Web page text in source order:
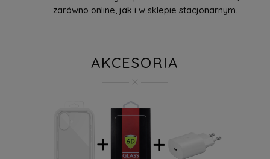
zarówno online, jak i w sklepie stacjonarnym.
AKCESORIA